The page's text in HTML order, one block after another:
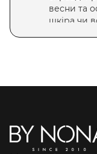
весни та
шкіра чи
Пуховики
а шкіряні